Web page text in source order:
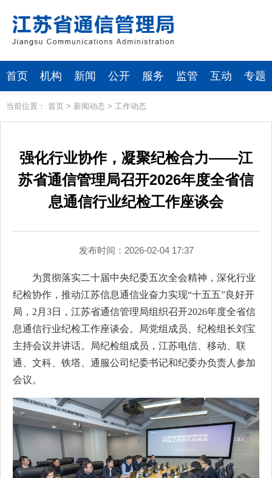
首页 机构 新闻 公开 服务 监管 互动 专题
当前位置： 首页 > 新闻动态 > 工作动态
强化行业协作，凝聚纪检合力——江
苏省通信管理局召开2026年度全省信
息通信行业纪检工作座谈会
发布时间：2026-02-04 17:37
为贯彻落实二十届中央纪委五次全会精神，深化行业
纪检协作，推动江苏信息通信业奋力实现“十五五”良好开
局，2月3日，江苏省通信管理局组织召开2026年度全省信
息通信行业纪检工作座谈会。局党组成员、纪检组长刘宝
主持会议并讲话。局纪检组成员，江苏电信、移动、联
通、文科、铁塔、通服公司纪委书记和纪委办负责人参加
会议。